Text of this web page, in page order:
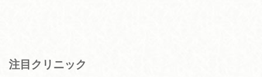
注目クリニック